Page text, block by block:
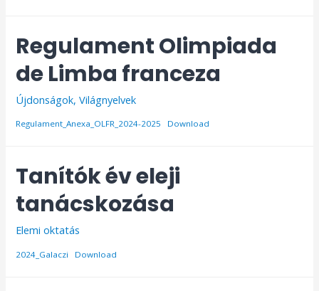
Regulament Olimpiada
de Limba franceza
Újdonságok,Világnyelvek
Regulament_Anexa_OLFR_2024-2025 Download
Tanítók év eleji
tanácskozása
Elemi oktatás
2024_Galaczi Download